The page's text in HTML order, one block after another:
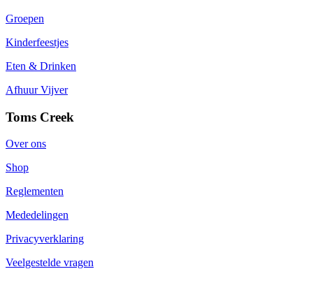
Groepen
Kinderfeestjes
Eten & Drinken
Afhuur Vijver
Toms Creek
Over ons
Shop
Reglementen
Mededelingen
Privacyverklaring
Veelgestelde vragen